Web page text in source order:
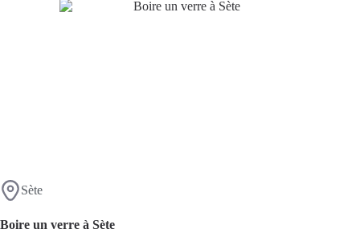
Sète
Boire un verre à Sète